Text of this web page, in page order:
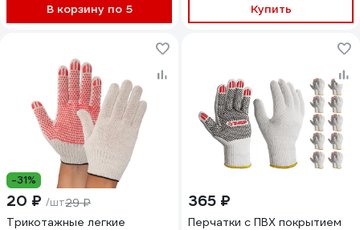
В корзину по 5 Купить
-31%
20 ₽ /шт29 ₽
Трикотажные легкие
365 ₽
Перчатки с ПВХ покрытием